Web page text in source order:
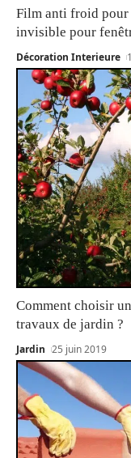
Film anti froid
invisible pour
Décoration Interieure
Comment choisir
travaux de jardin ?
Jardin 25 juin 2019